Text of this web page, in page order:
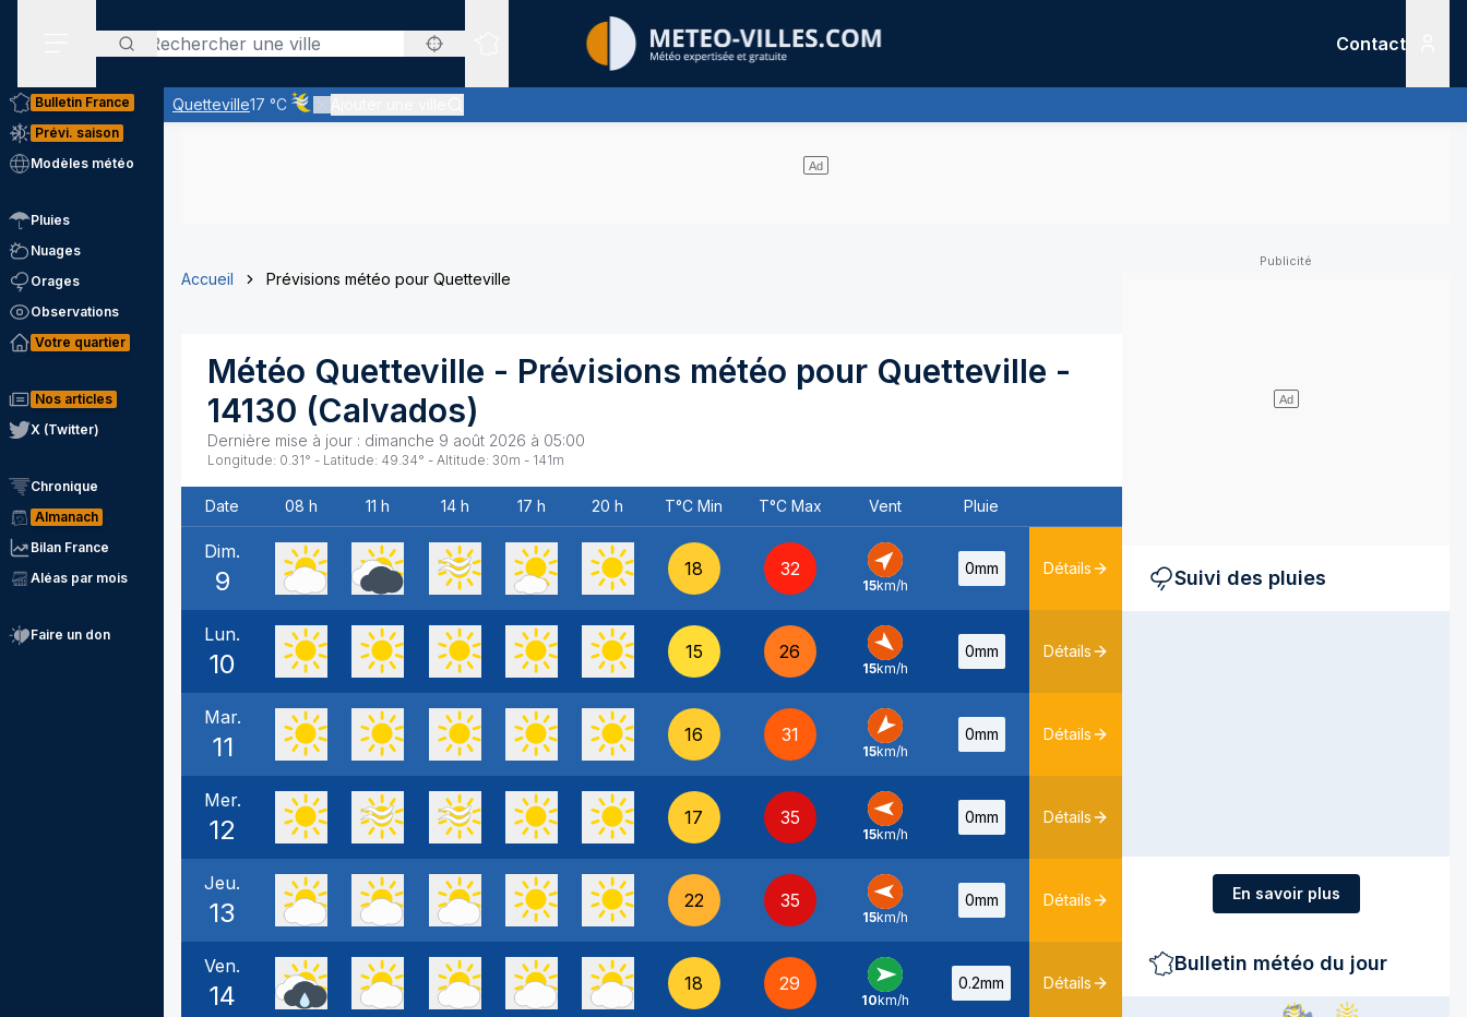
Rechercher
Sites expertis&eacute;s
Contact
Quetteville17 °C
Ciel voilé par des nuages d'altitude, ternissant plus ou moins l'éclat du soleil
Bulletin France
Prévi. saison
Modèles météo
Pluies
Nuages
Orages
Observations
Votre quartier
Nos articles
X (Twitter)
Chronique
Almanach
Bilan France
Aléas par mois
Faire un don
Accueil Prévisions météo pour Quetteville
Météo Quetteville - Prévisions météo pour Quetteville -
14130 (Calvados)
Dernière mise à jour : dimanche 9 août 2026 à 05:00
Longitude: 0.31° - Latitude: 49.34° - Altitude: 30m - 141m
Date 08 h 11 h 14 h 17 h 20 h T°C Min T°C Max Vent Pluie
Dim.
9 18 32
SO -
15km/h
0mm Détails
Lun.
10 15 26
NO
15km/h
0mm Détails
Mar.
11 16 31
NE -
15km/h
0mm Détails
Mer.
12 17 35
E -
15km/h
0mm Détails
Jeu.
13 22 35
E -
15km/h
0mm Détails
Ven.
14 18 29
O -
10km/h
0.2mm Détails
Suivi des pluies
En savoir plus
Bulletin météo du jour